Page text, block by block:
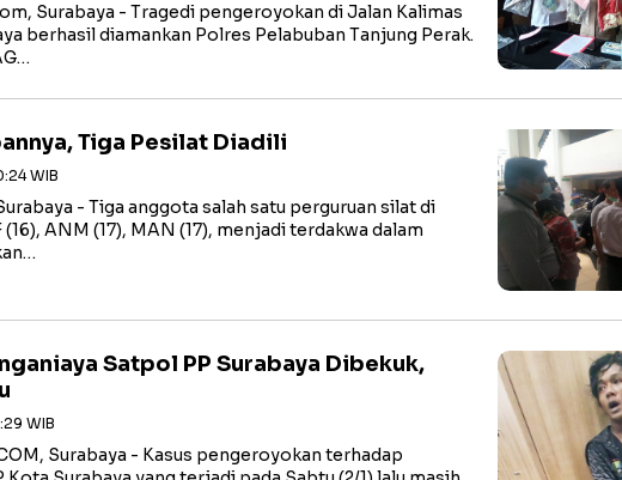
Surabaya - Tragedi pengeroyokan di Jalan Kalimas
berhasil diamankan Polres Pelabuban Tanjung Perak.
Tiga Pesilat Diadili
WIB
- Tiga anggota salah satu perguruan silat di
(16), ANM (17), MAN (17), menjadi terdakwa dalam
Satpol PP Surabaya Dibekuk,
WIB
Surabaya - Kasus pengeroyokan terhadap